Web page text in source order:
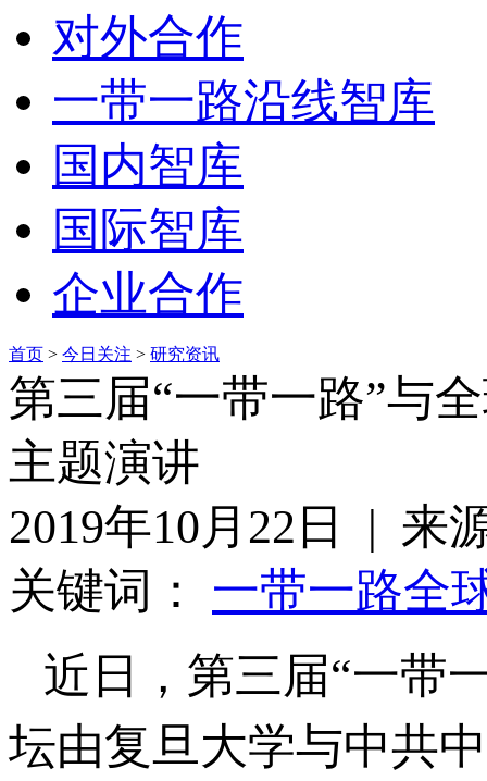
对外合作
一带一路沿线智库
国内智库
国际智库
企业合作
首页 > 今日关注 > 研究资讯
第三届“一带一路”与
主题演讲
2019年10月22日 | 来
关键词： 一带一路全
近日，第三届“一带
坛由复旦大学与中共